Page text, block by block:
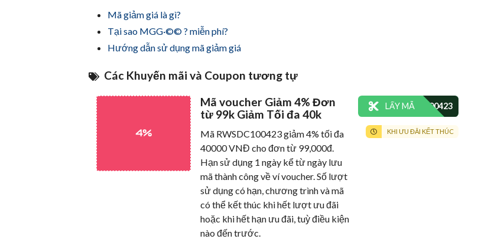
Mã giảm giá là gì?
Tại sao MGG·©© ? miễn phí?
Hướng dẫn sử dụng mã giảm giá
Các Khuyến mãi và Coupon tương tự
4%
Mã voucher Giảm 4% Đơn
từ 99k Giảm Tối đa 40k
Mã RWSDC100423 giảm 4% tối đa
40000 VNĐ cho đơn từ 99,000đ.
Hạn sử dụng 1 ngày kể từ ngày lưu
mã thành công về ví voucher. Số lượt
sử dụng có hạn, chương trình và mã
có thể kết thúc khi hết lượt ưu đãi
hoặc khi hết hạn ưu đãi, tuỳ điều kiện
nào đến trước.
LẤY MÃ
KHI ƯU ĐÃI KẾT THÚC